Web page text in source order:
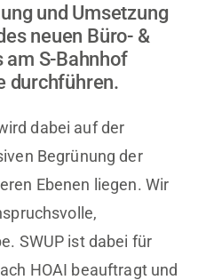
und Umsetzung
neuen Büro- &
am S-Bahnhof
durchführen.
dabei auf der
Begrünung der
Ebenen liegen. Wir
SWUP ist dabei für
HOAI beauftragt und